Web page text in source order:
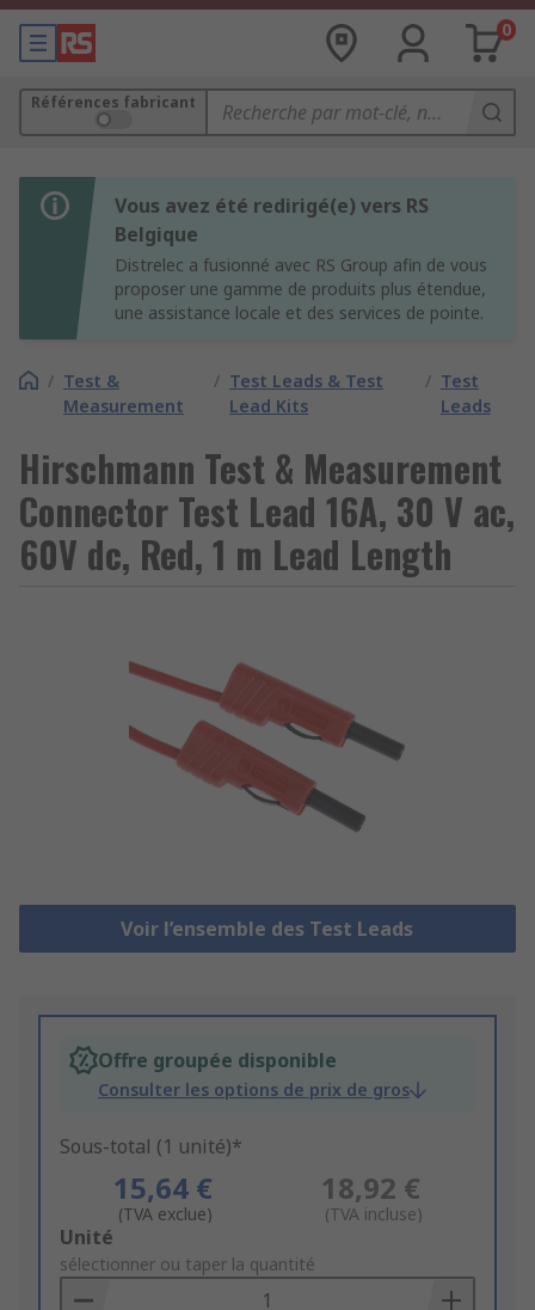
0
Références fabricant
Vous avez été redirigé(e) vers RS
Belgique
Distrelec a fusionné avec RS Group afin de vous
proposer une gamme de produits plus étendue,
une assistance locale et des services de pointe.
/ Test &
Measurement
/ Test Leads & Test
Lead Kits
/ Test
Leads
Hirschmann Test & Measurement
Connector Test Lead 16A, 30 V ac,
60V dc, Red, 1 m Lead Length
Voir l’ensemble des Test Leads
Offre groupée disponible
Consulter les options de prix de gros
Sous-total (1 unité)*
15,64 €
(TVA exclue)
18,92 €
(TVA incluse)
Add
to
Basket
Unité
sélectionner ou taper la quantité